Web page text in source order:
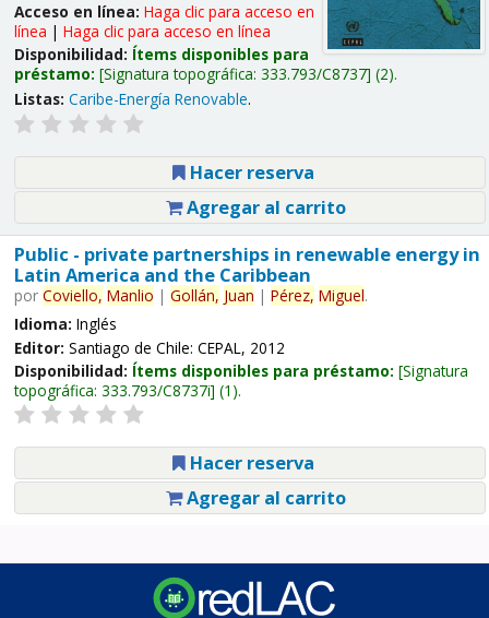
Acceso en línea: Haga clic para acceso en
línea | Haga clic para acceso en línea
Disponibilidad: Ítems disponibles para
préstamo: Signatura topográfica: 333.793/C8737 (2).
Listas: Caribe-Energía Renovable.
Hacer reserva
Agregar al carrito
Public - private partnerships in renewable energy in
Latin America and the Caribbean
por Coviello, Manlio | Gollán, Juan | Pérez, Miguel.
Idioma: Inglés
Editor: Santiago de Chile: CEPAL, 2012
Disponibilidad: Ítems disponibles para préstamo: Signatura
topográfica: 333.793/C8737i (1).
Hacer reserva
Agregar al carrito